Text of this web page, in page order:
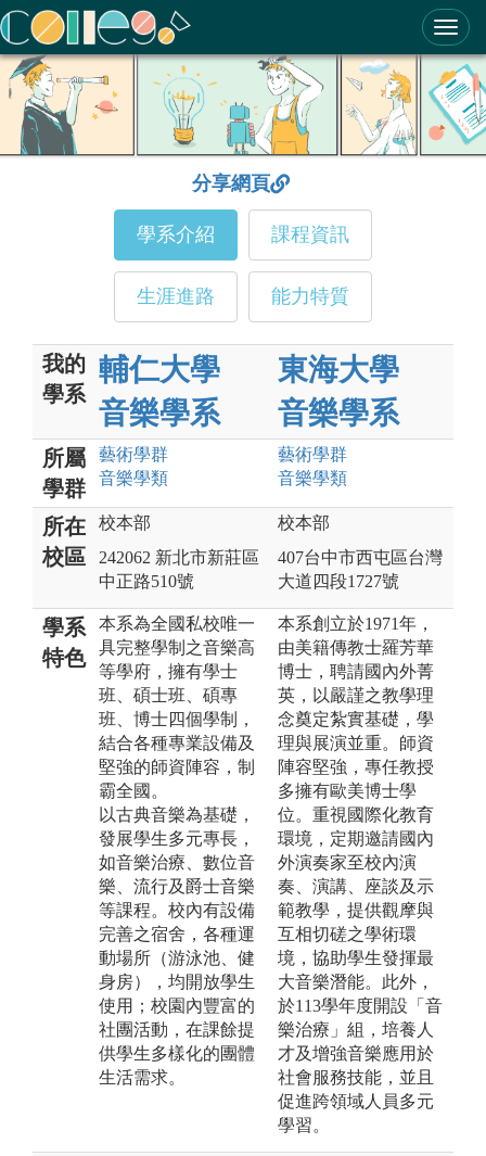
ColleGo! 大學選才與高中育才輔助系統
分享網頁
學系介紹 課程資訊
生涯進路 能力特質
我的
學系
輔仁大學
音樂學系
東海大學
音樂學系
所屬
學群
藝術學群
音樂學類
藝術學群
音樂學類
所在
校區
校本部
242062 新北市新莊區
中正路510號
校本部
407台中市西屯區台灣
大道四段1727號
學系
特色
本系為全國私校唯一
具完整學制之音樂高
等學府，擁有學士
班、碩士班、碩專
班、博士四個學制，
結合各種專業設備及
堅強的師資陣容，制
霸全國。
以古典音樂為基礎，
發展學生多元專長，
如音樂治療、數位音
樂、流行及爵士音樂
等課程。校內有設備
完善之宿舍，各種運
動場所（游泳池、健
身房），均開放學生
使用；校園內豐富的
社團活動，在課餘提
供學生多樣化的團體
生活需求。
本系創立於1971年，
由美籍傳教士羅芳華
博士，聘請國內外菁
英，以嚴謹之教學理
念奠定紮實基礎，學
理與展演並重。師資
陣容堅強，專任教授
多擁有歐美博士學
位。重視國際化教育
環境，定期邀請國內
外演奏家至校內演
奏、演講、座談及示
範教學，提供觀摩與
互相切磋之學術環
境，協助學生發揮最
大音樂潛能。此外，
於113學年度開設「音
樂治療」組，培養人
才及增強音樂應用於
社會服務技能，並且
促進跨領域人員多元
學習。